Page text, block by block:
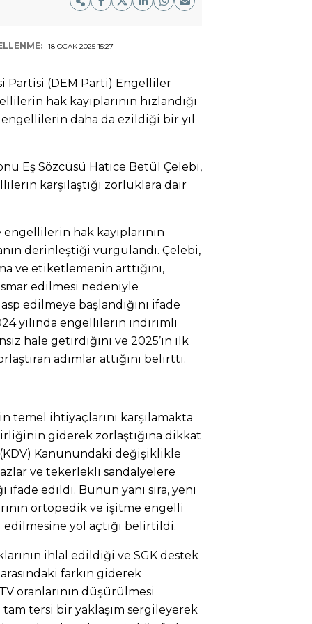
18 OCAK 2025 15:27
Partisi (DEM Parti) Engelliler
hak kayıplarının hızlandığı
daha da ezildiği bir yıl
Eş Sözcüsü Hatice Betül Çelebi,
karşılaştığı zorluklara dair
hak kayıplarının
derinleştiği vurgulandı. Çelebi,
ve etiketlemenin arttığını,
edilmesi nedeniyle
edilmeye başlandığını ifade
yılında engellilerin indirimli
hale getirdiğini ve 2025’in ilk
adımlar attığını belirtti.
temel ihtiyaçlarını karşılamakta
giderek zorlaştığına dikkat
Kanunundaki değişiklikle
ve tekerlekli sandalyelere
edildi. Bunun yanı sıra, yeni
ortopedik ve işitme engelli
yol açtığı belirtildi.
ihlal edildiği ve SGK destek
farkın giderek
oranlarının düşürülmesi
tersi bir yaklaşım sergileyerek